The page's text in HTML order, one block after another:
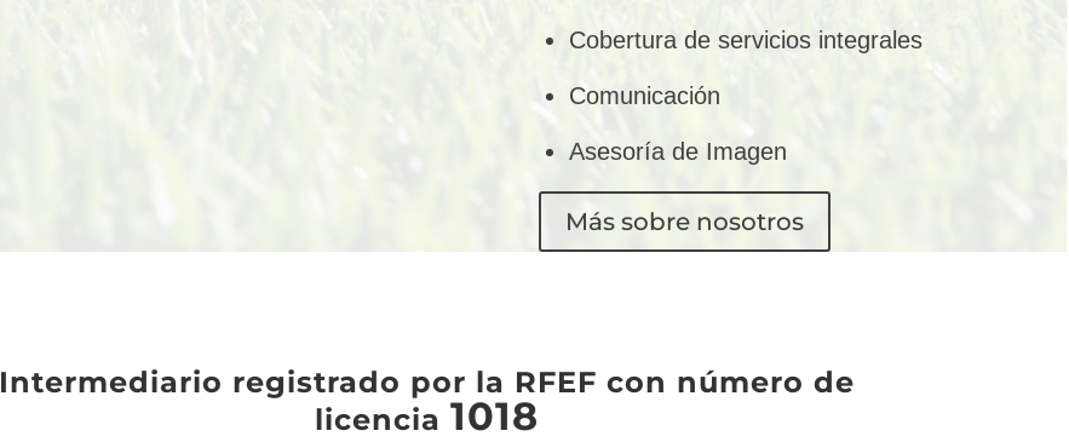
Cobertura de servicios integrales
Comunicación
Asesoría de Imagen
Más sobre nosotros
Intermediario registrado por la RFEF con número de
licencia1018